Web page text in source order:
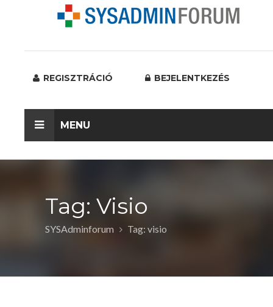
REGISZTRÁCIÓ BEJELENTKEZÉS
MENU
Tag: Visio
SYSAdminforum Tag: visio